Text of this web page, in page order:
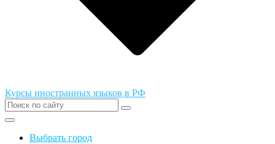
Курсы иностранных языков в РФ
Выбрать город